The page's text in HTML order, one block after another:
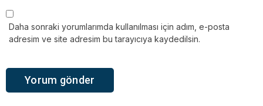
Daha sonraki yorumlarımda kullanılması için adım, e-posta
adresim ve site adresim bu tarayıcıya kaydedilsin.